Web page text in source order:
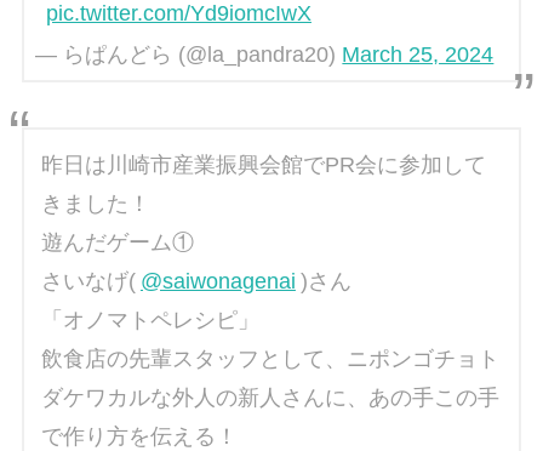
pic.twitter.com/Yd9iomcIwX
— らぱんどら (@la_pandra20) March 25, 2024
昨日は川崎市産業振興会館でPR会に参加して
きました！
遊んだゲーム①
さいなげ( @saiwonagenai )さん
「オノマトペレシピ」
飲食店の先輩スタッフとして、ニポンゴチョト
ダケワカルな外人の新人さんに、あの手この手
で作り方を伝える！